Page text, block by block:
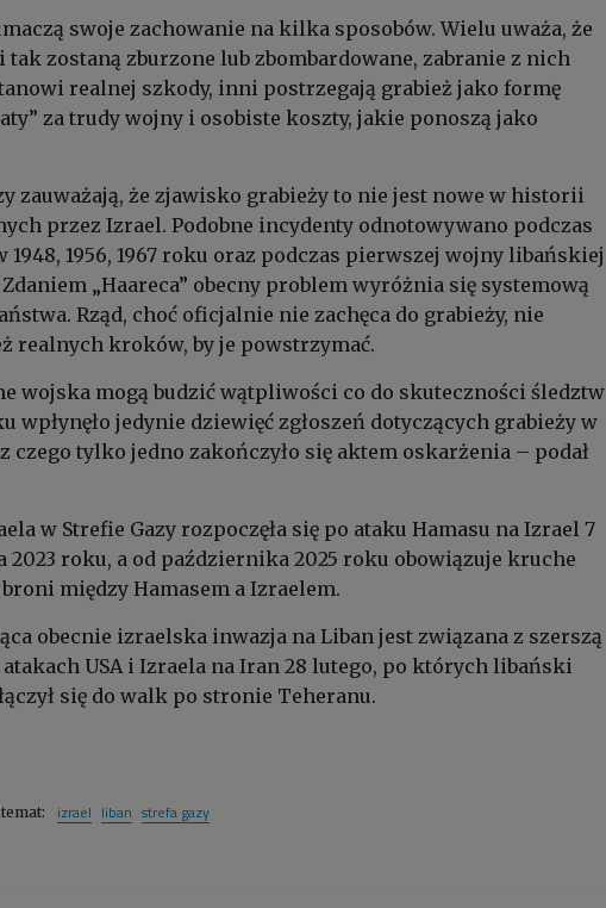
swoje zachowanie na kilka sposobów. Wielu uważa, że
tak zostaną zburzone lub zbombardowane, zabranie z nich
realnej szkody, inni postrzegają grabież jako formę
za trudy wojny i osobiste koszty, jakie ponoszą jako
zauważają, że zjawisko grabieży to nie jest nowe w historii
przez Izrael. Podobne incydenty odnotowywano podczas
1956, 1967 roku oraz podczas pierwszej wojny libańskiej
„Haareca” obecny problem wyróżnia się systemową
Rząd, choć oficjalnie nie zachęca do grabieży, nie
realnych kroków, by je powstrzymać.
wojska mogą budzić wątpliwości co do skuteczności śledztw
wpłynęło jedynie dziewięć zgłoszeń dotyczących grabieży w
z czego tylko jedno zakończyło się aktem oskarżenia – podał
w Strefie Gazy rozpoczęła się po ataku Hamasu na Izrael 7
2023 roku, a od października 2025 roku obowiązuje kruche
między Hamasem a Izraelem.
obecnie izraelska inwazja na Liban jest związana z szerszą
USA i Izraela na Iran 28 lutego, po których libański
się do walk po stronie Teheranu.
izrael liban strefa gazy